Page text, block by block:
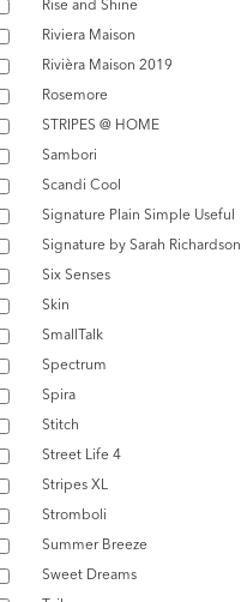
Rise and Shine
Riviera Maison
Rivièra Maison 2019
Rosemore
STRIPES @ HOME
Sambori
Scandi Cool
Signature Plain Simple Useful
Signature by Sarah Richardson
Six Senses
Skin
SmallTalk
Spectrum
Spira
Stitch
Street Life 4
Stripes XL
Stromboli
Summer Breeze
Sweet Dreams